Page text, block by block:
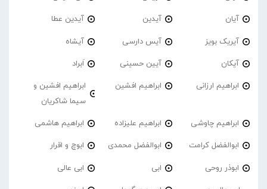
آیان آیدین آیدین عطا
آیریک بویز آیس دارسی آیشاه
آیکان آیین حسینی اَبراد
ابراهیم ارزانی ابراهیم افشین
ابراهیم افشین و
سیما شاکریان
ابراهیم چاوشی ابراهیم علیزاده ابراهیم هاشمی
ابوالفضل کرامت ابوالفضل محمدی ابوچ و اقرار
ابوذر روحی ابی ابی عالی